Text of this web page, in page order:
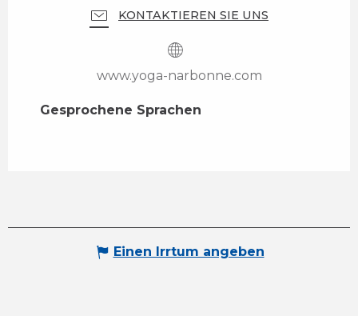
KONTAKTIEREN SIE UNS
www.yoga-narbonne.com
Gesprochene Sprachen
Gesprochene Sprachen
Einen Irrtum angeben